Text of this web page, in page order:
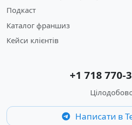
Подкаст
Каталог франшиз
Кейси клієнтів
+1 718 770-
Написати в